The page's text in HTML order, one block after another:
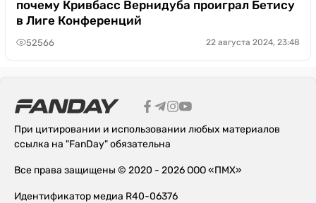
почему Кривбасс Вернидуба проиграл Бетису
в Лиге Конференций
52566 22 августа 2024, 23:48
При цитировании и использовании любых материалов
ссылка на "FanDay" обязательна
Все права защищены © 2020 - 2026 ООО «ПМХ»
Идентификатор медиа R40-06376